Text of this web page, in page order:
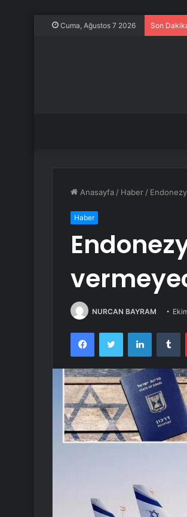
Cuma, Ağustos 7 2026 Son
Anasayfa / Haber /
Haber
NURCAN BAYRAM
FacebookTwitter LinkedIn